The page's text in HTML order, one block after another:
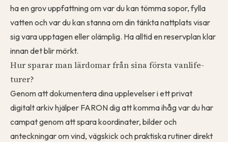
ha en grov uppfattning om var du kan tömma sopor, fylla
vatten och var du kan stanna om din tänkta nattplats visar
sig vara upptagen eller olämplig. Ha alltid en reservplan klar
innan det blir mörkt.
Hur sparar man lärdomar från sina första vanlife-
turer?
Genom att dokumentera dina upplevelser i ett privat
digitalt arkiv hjälper FARON dig att komma ihåg var du har
campat genom att spara koordinater, bilder och
anteckningar om vind, vägskick och praktiska rutiner direkt